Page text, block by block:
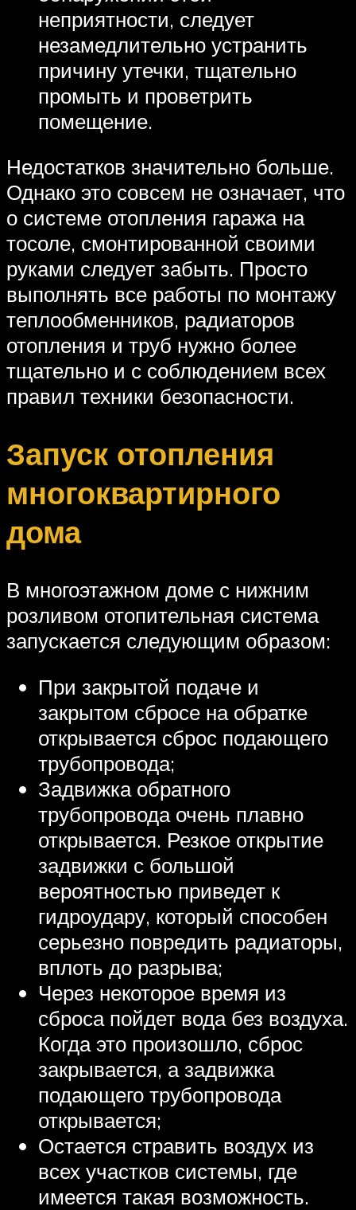
неприятности, следует
незамедлительно устранить
причину утечки, тщательно
промыть и проветрить
помещение.
Недостатков значительно больше.
Однако это совсем не означает, что
о системе отопления гаража на
тосоле, смонтированной своими
руками следует забыть. Просто
выполнять все работы по монтажу
теплообменников, радиаторов
отопления и труб нужно более
тщательно и с соблюдением всех
правил техники безопасности.
Запуск отопления
многоквартирного
дома
В многоэтажном доме с нижним
розливом отопительная система
запускается следующим образом:
При закрытой подаче и
закрытом сбросе на обратке
открывается сброс подающего
трубопровода;
Задвижка обратного
трубопровода очень плавно
открывается. Резкое открытие
задвижки с большой
вероятностью приведет к
гидроудару, который способен
серьезно повредить радиаторы,
вплоть до разрыва;
Через некоторое время из
сброса пойдет вода без воздуха.
Когда это произошло, сброс
закрывается, а задвижка
подающего трубопровода
открывается;
Остается стравить воздух из
всех участков системы, где
имеется такая возможность.